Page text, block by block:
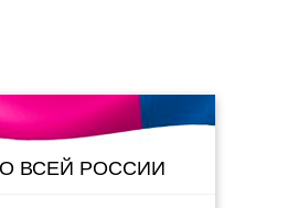
ВСЕЙ РОССИИ